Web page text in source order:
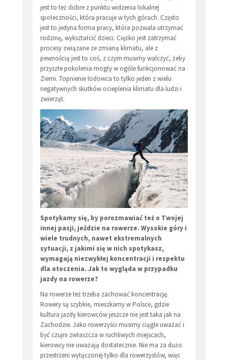
jest to też dobre z punktu widzenia lokalnej
społeczności, która pracuje w tych górach. Często
jest to jedyna forma pracy, która pozwala utrzymać
rodzinę, wykształcić dzieci. Ciężko jest zatrzymać
procesy związane ze zmianą klimatu, ale z
pewnością jest to coś, z czym musimy walczyć, żeby
przyszłe pokolenia mogły w ogóle funkcjonować na
Ziemi. Topnienie lodowca to tylko jeden z wielu
negatywnych skutków ocieplenia klimatu dla ludzi i
zwierząt.
Spotykamy się, by porozmawiać też o Twojej
innej pasji, jeździe na rowerze. Wysokie góry i
wiele trudnych, nawet ekstremalnych
sytuacji, z jakimi się w nich spotykasz,
wymagają niezwykłej koncentracji i respektu
dla otoczenia. Jak to wygląda w przypadku
jazdy na rowerze?
Na rowerze też trzeba zachować koncentrację.
Rowery są szybkie, mieszkamy w Polsce, gdzie
kultura jazdy kierowców jeszcze nie jest taka jak na
Zachodzie. Jako rowerzyści musimy ciągle uważać i
być czujni zwłaszcza w ruchliwych miejscach,
kierowcy nie uważają dostatecznie. Nie ma za dużo
przestrzeni wyłączonej tylko dla rowerzystów, więc